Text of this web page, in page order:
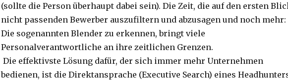
(sollte die Person überhaupt dabei sein). Die Zeit, die auf den ersten
nicht passenden Bewerber auszufiltern und abzusagen und noch mehr:
Die sogenannten Blender zu erkennen, bringt viele
Personalverantwortliche an ihre zeitlichen Grenzen.
Die effektivste Lösung dafür, der sich immer mehr Unternehmen
bedienen, ist die Direktansprache (Executive Search) eines